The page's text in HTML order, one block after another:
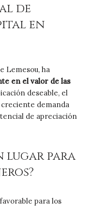
de
en
Lemesou, ha
en el valor de las
deseable, el
demanda
de apreciación
lugar para
para los